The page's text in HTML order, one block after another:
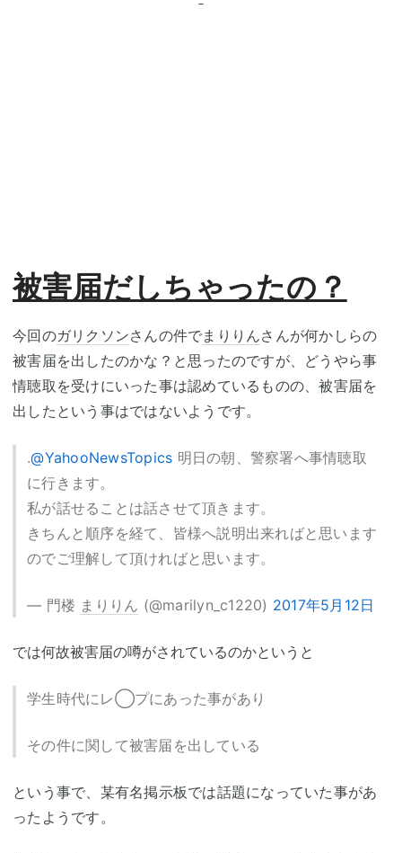
被害届だしちゃったの？
今回のガリクソンさんの件でまりりんさんが何かしらの
被害届を出したのかな？と思ったのですが、どうやら事
情聴取を受けにいった事は認めているものの、被害届を
出したという事はではないようです。
.@YahooNewsTopics 明日の朝、警察署へ事情聴取
に行きます。
私が話せることは話させて頂きます。
きちんと順序を経て、皆様へ説明出来ればと思います
のでご理解して頂ければと思います。
— 門楼 まりりん (@marilyn_c1220) 2017年5月12日
では何故被害届の噂がされているのかというと
学生時代にレ◯プにあった事があり
その件に関して被害届を出している
という事で、某有名掲示板では話題になっていた事があ
ったようです。